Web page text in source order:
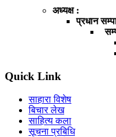
अध्यक्ष :
प्रधान
Quick Link
साहारा विशेष
बिचार लेख
साहित्य कला
सूचना प्रबिधि